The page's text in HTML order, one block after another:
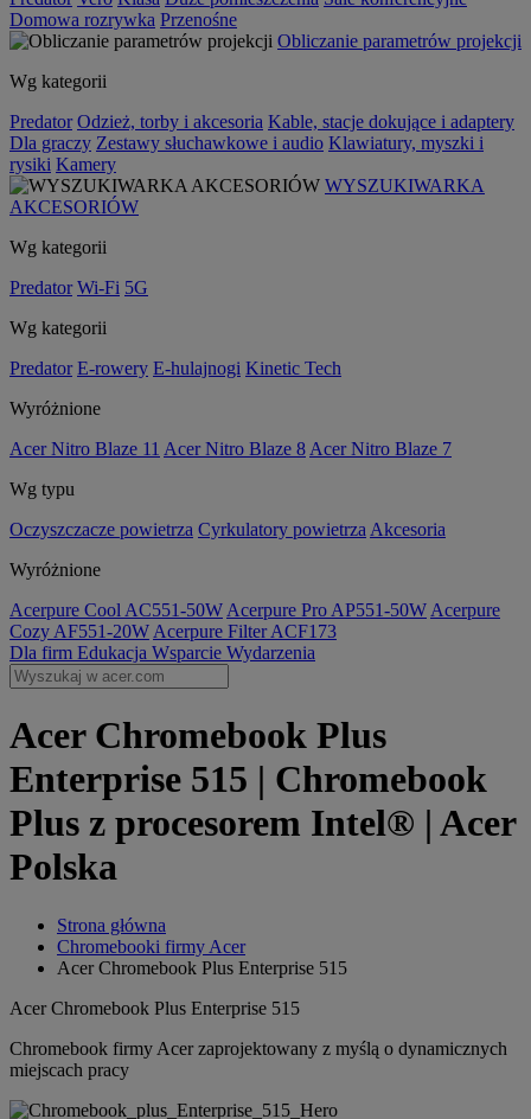
Domowa rozrywka Przenośne
Obliczanie parametrów projekcji
Wg kategorii
Predator Odzież, torby i akcesoria Kable, stacje dokujące i adaptery
Dla graczy Zestawy słuchawkowe i audio Klawiatury, myszki i
rysiki Kamery
WYSZUKIWARKA
AKCESORIÓW
Wg kategorii
Predator Wi-Fi 5G
Wg kategorii
Predator E-rowery E-hulajnogi Kinetic Tech
Wyróżnione
Acer Nitro Blaze 11 Acer Nitro Blaze 8 Acer Nitro Blaze 7
Wg typu
Oczyszczacze powietrza Cyrkulatory powietrza Akcesoria
Wyróżnione
Acerpure Cool AC551-50W Acerpure Pro AP551-50W Acerpure
Cozy AF551-20W Acerpure Filter ACF173
Dla firm Edukacja Wsparcie Wydarzenia
Acer Chromebook Plus
Enterprise 515 | Chromebook
Plus z procesorem Intel® | Acer
Polska
Strona główna
Chromebooki firmy Acer
Acer Chromebook Plus Enterprise 515
Acer Chromebook Plus Enterprise 515
Chromebook firmy Acer zaprojektowany z myślą o dynamicznych
miejscach pracy